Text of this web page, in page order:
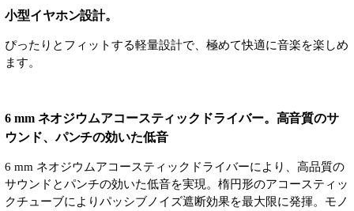
小型イヤホン設計。
ぴったりとフィットする軽量設計で、極めて快適に音楽を楽しめ
ます。
6 mm ネオジウムアコースティックドライバー。高音質のサ
ウンド、パンチの効いた低音
6 mm ネオジウムアコースティックドライバーにより、高品質の
サウンドとパンチの効いた低音を実現。楕円形のアコースティッ
クチューブによりパッシブノイズ遮断効果を最大限に発揮。モノ